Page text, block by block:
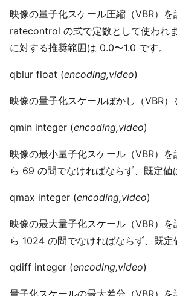
映像の量子化スケール圧縮（VBR）を
ratecontrol の式で定数として使われ
に対する推奨範囲は 0.0〜1.0 です。
qblur float (encoding,video)
映像の量子化スケールぼかし（VBR）
qmin integer (encoding,video)
映像の最小量子化スケール（VBR）
ら 69 の間でなければならず、既定値
qmax integer (encoding,video)
映像の最大量子化スケール（VBR）
ら 1024 の間でなければならず、既定
qdiff integer (encoding,video)